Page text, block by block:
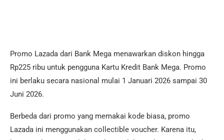
Promo Lazada dari Bank Mega menawarkan diskon hingga
Rp225 ribu untuk pengguna Kartu Kredit Bank Mega. Promo
ini berlaku secara nasional mulai 1 Januari 2026 sampai 30
Juni 2026.
Berbeda dari promo yang memakai kode biasa, promo
Lazada ini menggunakan collectible voucher. Karena itu,